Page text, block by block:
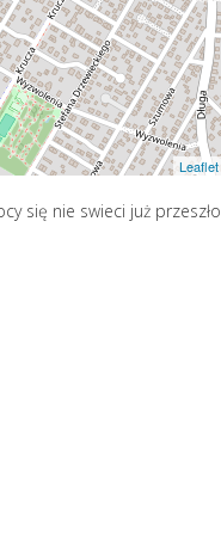
Leaflet
się nie swieci już